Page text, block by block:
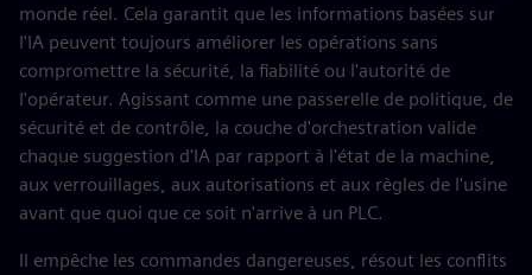
monde réel. Cela garantit que les informations basées sur
l'IA peuvent toujours améliorer les opérations sans
compromettre la sécurité, la fiabilité ou l'autorité de
l'opérateur. Agissant comme une passerelle de politique, de
sécurité et de contrôle, la couche d'orchestration valide
chaque suggestion d'IA par rapport à l'état de la machine,
aux verrouillages, aux autorisations et aux règles de l'usine
avant que quoi que ce soit n'arrive à un PLC.
Il empêche les commandes dangereuses, résout les conflits